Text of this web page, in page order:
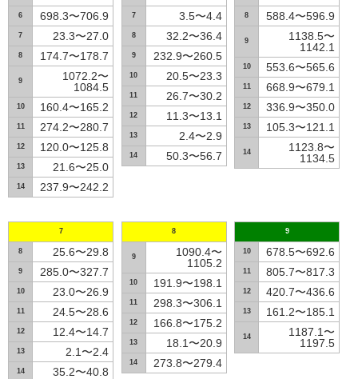
6 698.3〜706.9
7 23.3〜27.0
8 174.7〜178.7
9
1072.2〜
1084.5
10 160.4〜165.2
11 274.2〜280.7
12 120.0〜125.8
13 21.6〜25.0
14 237.9〜242.2
7 3.5〜4.4
8 32.2〜36.4
9 232.9〜260.5
10 20.5〜23.3
11 26.7〜30.2
12 11.3〜13.1
13 2.4〜2.9
14 50.3〜56.7
8 588.4〜596.9
9
1138.5〜
1142.1
10 553.6〜565.6
11 668.9〜679.1
12 336.9〜350.0
13 105.3〜121.1
14
1123.8〜
1134.5
7
8 25.6〜29.8
9 285.0〜327.7
10 23.0〜26.9
11 24.5〜28.6
12 12.4〜14.7
13 2.1〜2.4
14 35.2〜40.8
8
9
1090.4〜
1105.2
10 191.9〜198.1
11 298.3〜306.1
12 166.8〜175.2
13 18.1〜20.9
14 273.8〜279.4
9
10 678.5〜692.6
11 805.7〜817.3
12 420.7〜436.6
13 161.2〜185.1
14
1187.1〜
1197.5